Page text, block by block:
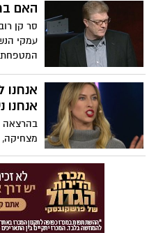
האם
סר קן
עמקי
המטפחת
אנחנו
בהרצאה
מצחיקה,
מקלנרי
הכנה
להשפיע
קורעת
אותנו
לאבל.